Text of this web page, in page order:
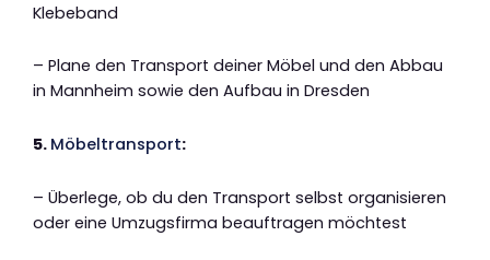
Klebeband
– Plane den Transport deiner Möbel und den Abbau
in Mannheim sowie den Aufbau in Dresden
5. Möbeltransport:
– Überlege, ob du den Transport selbst organisieren
oder eine Umzugsfirma beauftragen möchtest